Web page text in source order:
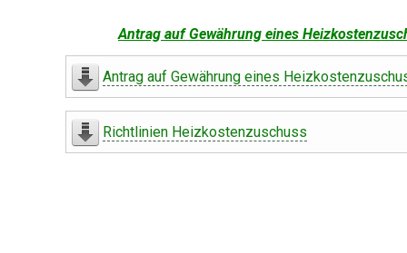
Antrag auf Gewährung eines
Antrag auf Gewährung eines
Richtlinien Heizkostenzuschuss